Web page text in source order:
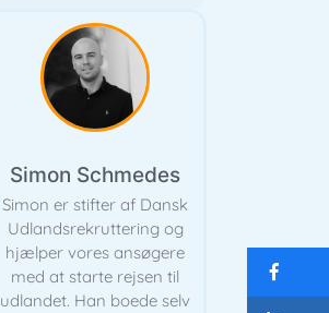
Simon Schmedes
Simon er stifter af Dansk
Udlandsrekruttering og
hjælper vores ansøgere
med at starte rejsen til
udlandet. Han boede selv